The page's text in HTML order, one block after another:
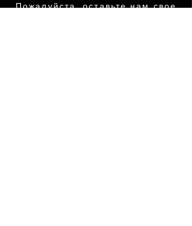
Пожалуйста, оставьте нам свое